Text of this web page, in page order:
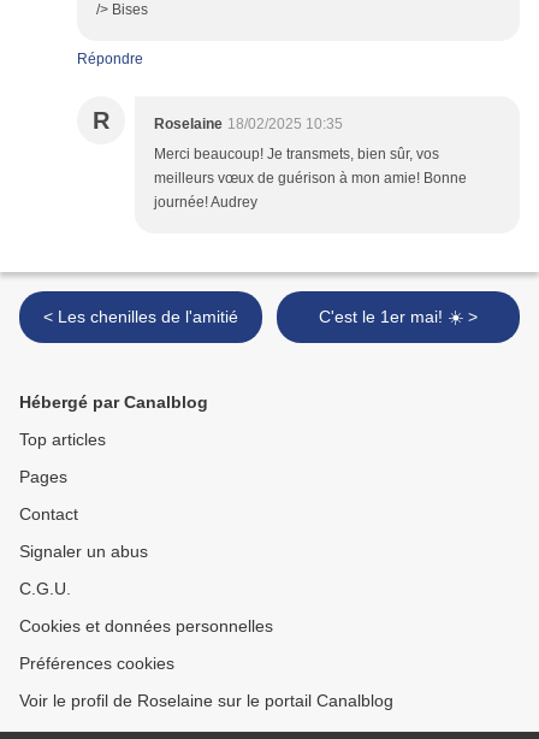
/> Bises
Répondre
R Roselaine 18/02/2025 10:35
Merci beaucoup! Je transmets, bien sûr, vos
meilleurs vœux de guérison à mon amie! Bonne
journée! Audrey
< Les chenilles de l'amitié C'est le 1er mai! ☀️ >
Hébergé par Canalblog
Top articles
Pages
Contact
Signaler un abus
C.G.U.
Cookies et données personnelles
Préférences cookies
Voir le profil de Roselaine sur le portail Canalblog